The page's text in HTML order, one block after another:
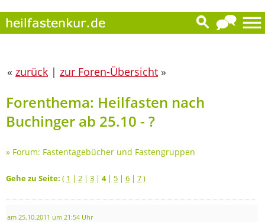
« zurück | zur Foren-Übersicht »
Forenthema: Heilfasten nach
Buchinger ab 25.10 - ?
» Forum: Fastentagebücher und Fastengruppen
Gehe zu Seite: ( 1 | 2 | 3 | 4| 5 | 6 | 7)
am 25.10.2011 um 21:54 Uhr